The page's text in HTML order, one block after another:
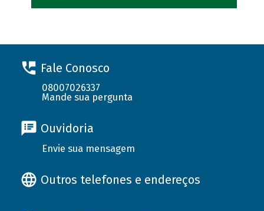
Fale Conosco
08007026337
Mande sua pergunta
Ouvidoria
Envie sua mensagem
Outros telefones e endereços